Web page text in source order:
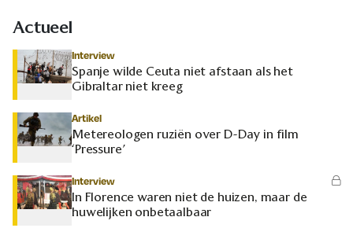
Actueel
Interview
Spanje wilde Ceuta niet afstaan als het
Gibraltar niet kreeg
Artikel
Metereologen ruziën over D-Day in film
‘Pressure’
Interview
In Florence waren niet de huizen, maar de
huwelijken onbetaalbaar